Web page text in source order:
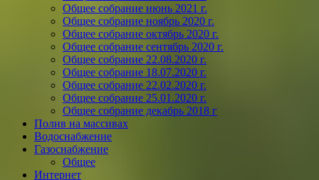
Общее собрание июнь 2021 г.
Общее собрание ноябрь 2020 г.
Общее собрание октябрь 2020 г.
Общее собрание сентябрь 2020 г.
Общее собрание 22.08.2020 г.
Общее собрание 18.07.2020 г.
Общее собрание 22.02.2020 г.
Общее собрание 25.01.2020 г.
Общее собрание декабрь 2018 г
Полив на массивах
Водоснабжение
Газоснабжение
Общее
Интернет